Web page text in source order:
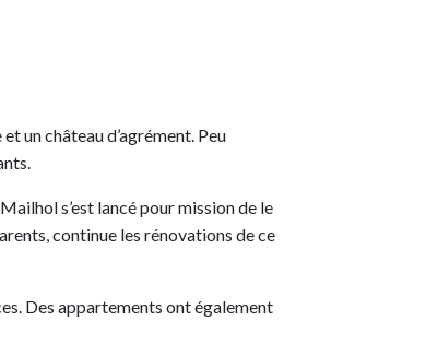
un château d’agrément. Peu
s’est lancé pour mission de le
continue les rénovations de ce
Des appartements ont également